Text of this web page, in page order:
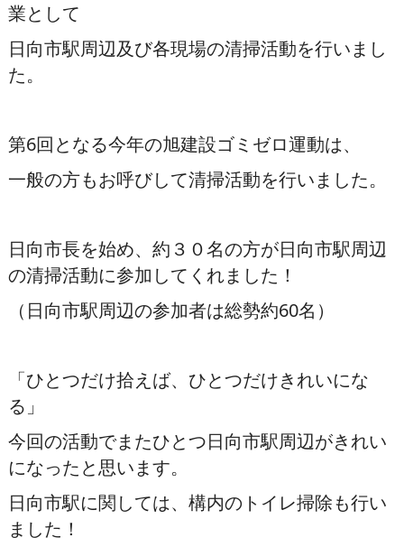
業として
日向市駅周辺及び各現場の清掃活動を行いまし
た。
第6回となる今年の旭建設ゴミゼロ運動は、
一般の方もお呼びして清掃活動を行いました。
日向市長を始め、約３０名の方が日向市駅周辺
の清掃活動に参加してくれました！
（日向市駅周辺の参加者は総勢約60名）
「ひとつだけ拾えば、ひとつだけきれいにな
る」
今回の活動でまたひとつ日向市駅周辺がきれい
になったと思います。
日向市駅に関しては、構内のトイレ掃除も行い
ました！